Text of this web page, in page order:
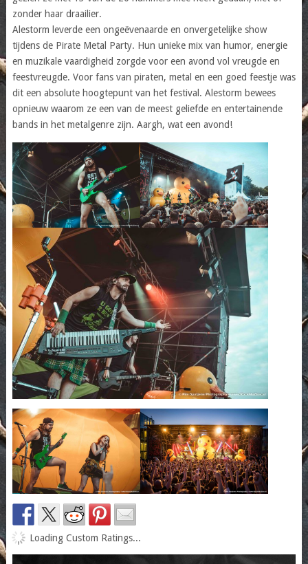
zonder haar draailier.
Alestorm leverde een ongeëvenaarde en onvergetelijke show
tijdens de Pirate Metal Party. Hun unieke mix van humor, energie
en muzikale vaardigheid zorgde voor een avond vol vreugde en
feestvreugde. Voor fans van piraten, metal en een goed feestje was
dit een absolute hoogtepunt van het festival. Alestorm bewees
opnieuw waarom ze een van de meest geliefde en entertainende
bands in het metalgenre zijn. Aargh, wat een avond!
Loading Custom Ratings...